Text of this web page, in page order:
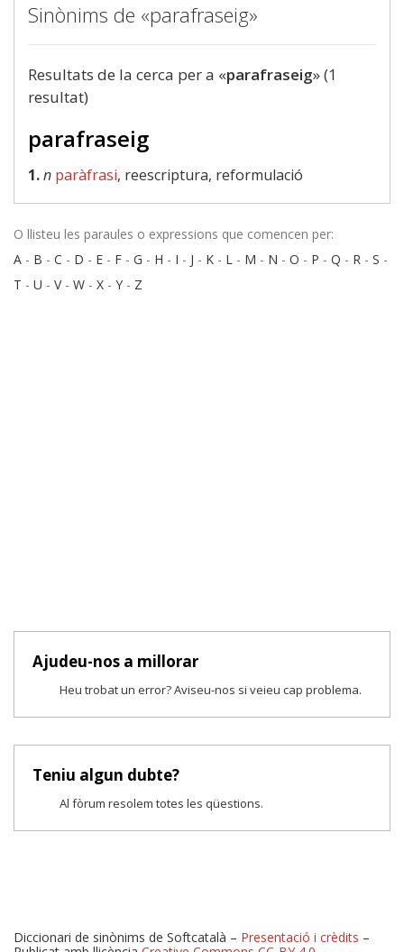
Sinònims de «parafraseig»
Resultats de la cerca per a «parafraseig» (1
resultat)
parafraseig
1.n paràfrasi, reescriptura, reformulació
O llisteu les paraules o expressions que comencen per:
A - B - C - D - E - F - G - H - I - J - K - L - M - N - O - P - Q - R - S -
T - U - V- W - X - Y - Z
Ajudeu-nos a millorar
Heu trobat un error? Aviseu-nos si veieu cap problema.
Teniu algun dubte?
Al fòrum resolem totes les qüestions.
Diccionari de sinònims de Softcatalà – Presentació i crèdits –